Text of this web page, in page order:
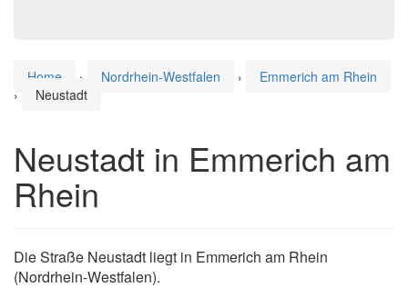
Home › Nordrhein-Westfalen ›
Emmerich am Rhein
›
Neustadt
Neustadt in Emmerich am
Rhein
Die Straße Neustadt liegt in Emmerich am Rhein
(Nordrhein-Westfalen).